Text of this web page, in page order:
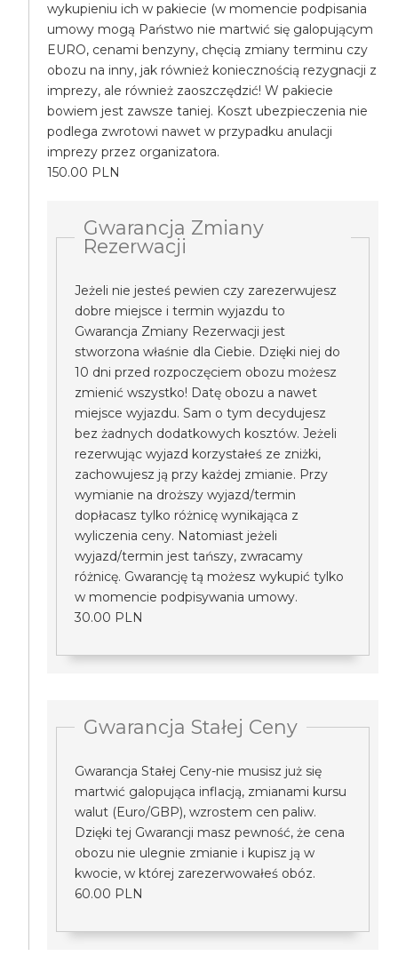
wykupieniu ich w pakiecie (w momencie podpisania
umowy mogą Państwo nie martwić się galopującym
EURO, cenami benzyny, chęcią zmiany terminu czy
obozu na inny, jak również koniecznością rezygnacji z
imprezy, ale również zaoszczędzić! W pakiecie
bowiem jest zawsze taniej. Koszt ubezpieczenia nie
podlega zwrotowi nawet w przypadku anulacji
imprezy przez organizatora.
150.00 PLN
Gwarancja Zmiany
Rezerwacji
Jeżeli nie jesteś pewien czy zarezerwujesz
dobre miejsce i termin wyjazdu to
Gwarancja Zmiany Rezerwacji jest
stworzona właśnie dla Ciebie. Dzięki niej do
10 dni przed rozpoczęciem obozu możesz
zmienić wszystko! Datę obozu a nawet
miejsce wyjazdu. Sam o tym decydujesz
bez żadnych dodatkowych kosztów. Jeżeli
rezerwując wyjazd korzystałeś ze zniżki,
zachowujesz ją przy każdej zmianie. Przy
wymianie na droższy wyjazd/termin
dopłacasz tylko różnicę wynikająca z
wyliczenia ceny. Natomiast jeżeli
wyjazd/termin jest tańszy, zwracamy
różnicę. Gwarancję tą możesz wykupić tylko
w momencie podpisywania umowy.
30.00 PLN
Gwarancja Stałej Ceny
Gwarancja Stałej Ceny-nie musisz już się
martwić galopująca inflacją, zmianami kursu
walut (Euro/GBP), wzrostem cen paliw.
Dzięki tej Gwarancji masz pewność, że cena
obozu nie ulegnie zmianie i kupisz ją w
kwocie, w której zarezerwowałeś obóz.
60.00 PLN